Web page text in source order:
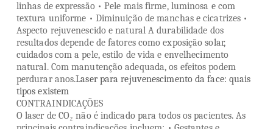
linhas de expressão • Pele mais firme, luminosa e com
textura uniforme • Diminuição de manchas e cicatrizes •
Aspecto rejuvenescido e natural A durabilidade dos
resultados depende de fatores como exposição solar,
cuidados com a pele, estilo de vida e envelhecimento
natural. Com manutenção adequada, os efeitos podem
perdurar anos.Laser para rejuvenescimento da face: quais
tipos existem
CONTRAINDICAÇÕES
O laser de CO₂ não é indicado para todos os pacientes. As